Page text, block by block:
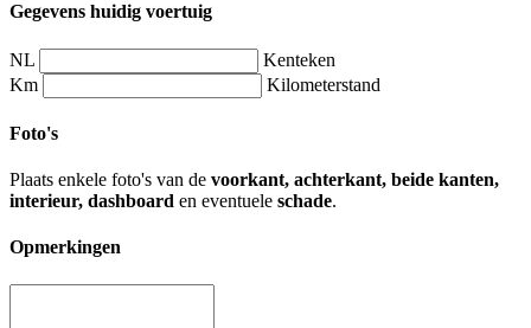
Gegevens huidig voertuig
NL
Kenteken
Km
Kilometerstand
Foto's
Plaats enkele foto's van de voorkant, achterkant, beide kanten,
interieur, dashboard en eventuele schade.
Opmerkingen